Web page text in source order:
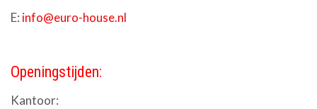
E: info@euro-house.nl
Openingstijden:
Kantoor: